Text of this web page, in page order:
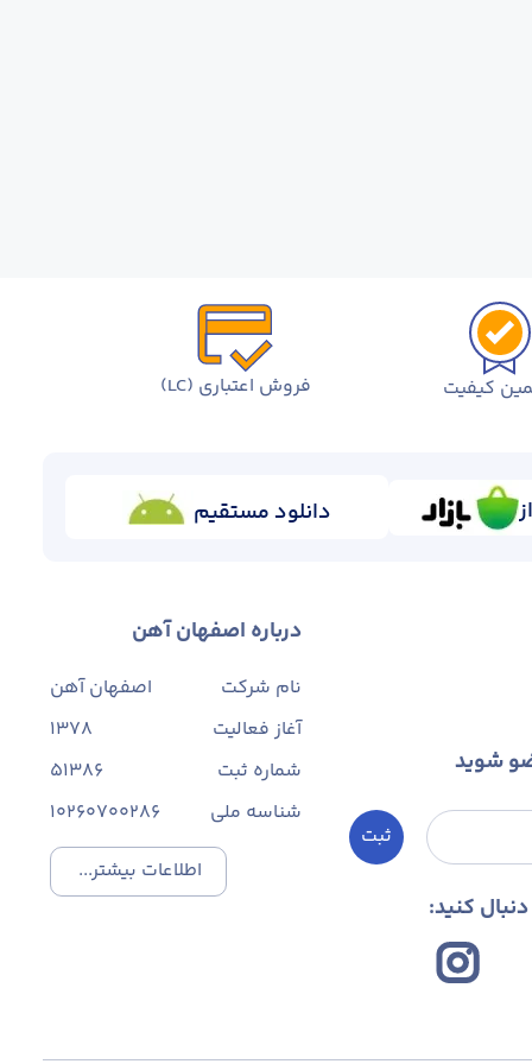
کیفیت فروش اعتباری (LC)
دانلود مستقیم
شوید
ثبت
کنید:
درباره اصفهان آهن
نام شرکت
اصفهان آهن
آغاز فعالیت
1378
شماره ثبت
۵۱۳۸۶
شناسه ملی
10260700286
اطلاعات بیشتر...